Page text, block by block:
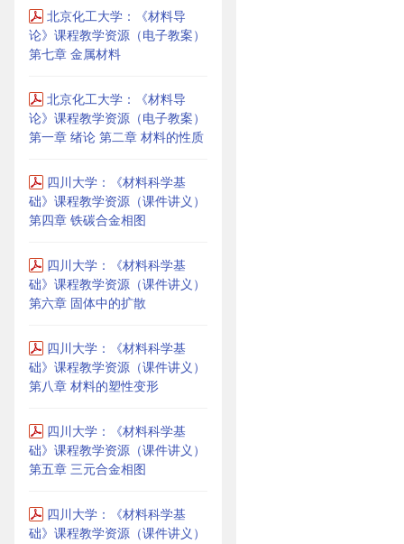
北京化工大学：《材料导
论》课程教学资源（电子教案）
第七章 金属材料
北京化工大学：《材料导
论》课程教学资源（电子教案）
第一章 绪论 第二章 材料的性质
四川大学：《材料科学基
础》课程教学资源（课件讲义）
第四章 铁碳合金相图
四川大学：《材料科学基
础》课程教学资源（课件讲义）
第六章 固体中的扩散
四川大学：《材料科学基
础》课程教学资源（课件讲义）
第八章 材料的塑性变形
四川大学：《材料科学基
础》课程教学资源（课件讲义）
第五章 三元合金相图
四川大学：《材料科学基
础》课程教学资源（课件讲义）